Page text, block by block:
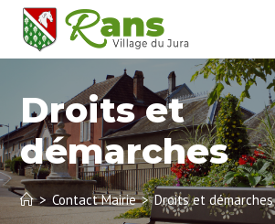
Droits et
démarches
> Contact Mairie > Droits et démarches